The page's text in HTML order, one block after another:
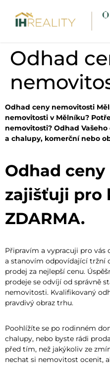
Odhad
Odhad ceny nemovitosti
nemovitosti v Mělníku?
nemovitosti? Odhad
a chalupy, komerční nebo
Odhad
zajišťuji pro
ZDARMA.
Připravím a vypracuji pro vás
a stanovím odpovídající tržní
prodej za nejlepší cenu.
prodeje se odvíjí od správně
nemovitosti. Kvalifikovaný
pravdivý obraz trhu.
Poohlížíte se po rodinném
chalupy, nebo byste rádi
před tím, než jakýkoliv ze
nechat si nemovitost ocenit,